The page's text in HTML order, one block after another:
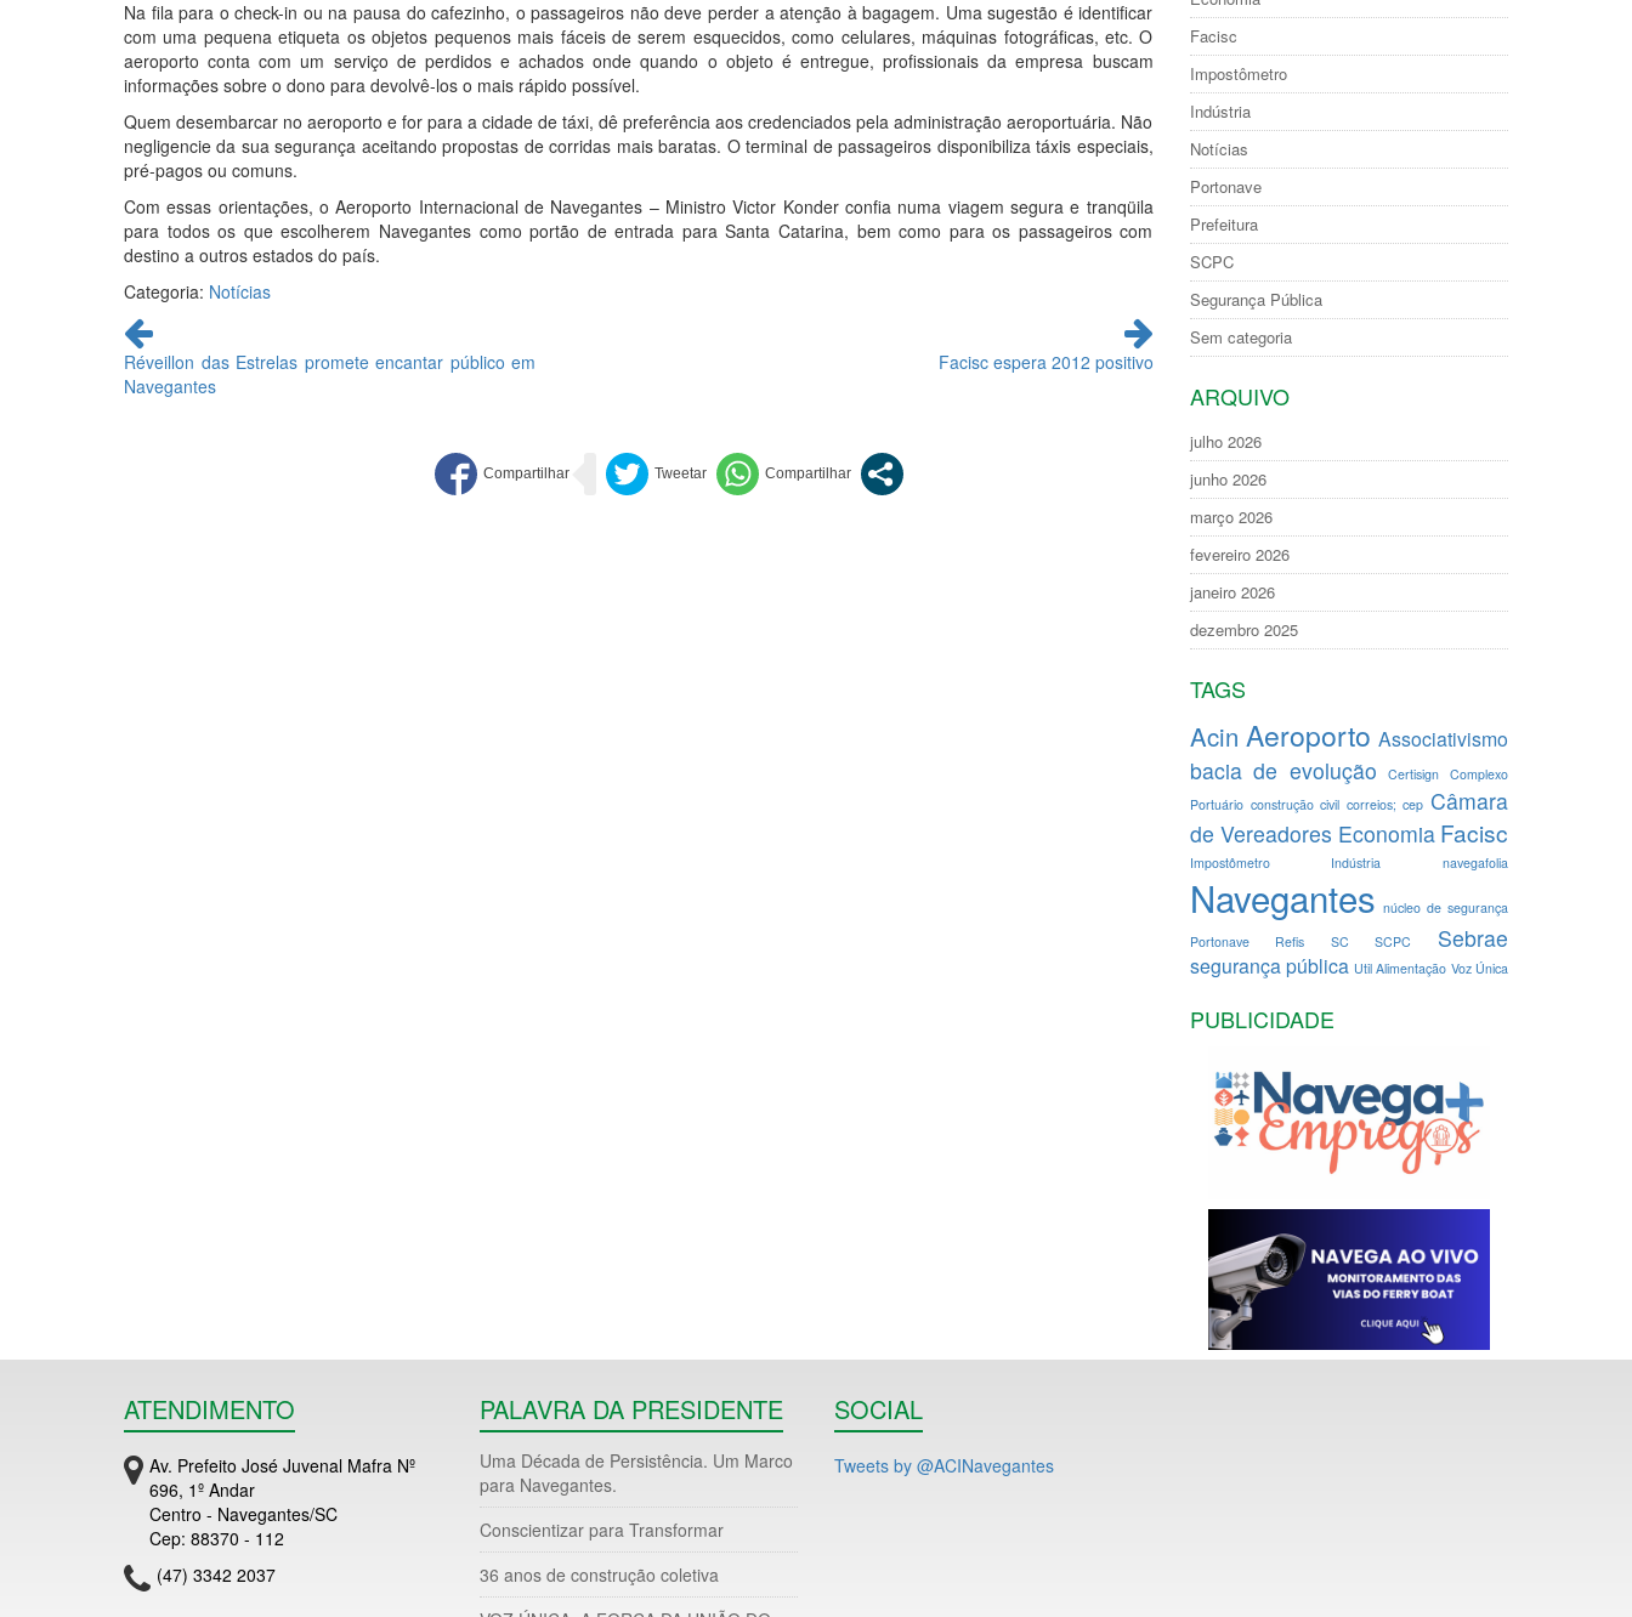
Na fila para o check-in ou na pausa do cafezinho, o passageiros não deve perder a atenção à bagagem. Uma sugestão é identificar
com uma pequena etiqueta os objetos pequenos mais fáceis de serem esquecidos, como celulares, máquinas fotográficas, etc. O
aeroporto conta com um serviço de perdidos e achados onde quando o objeto é entregue, profissionais da empresa buscam
informações sobre o dono para devolvê-los o mais rápido possível.
Quem desembarcar no aeroporto e for para a cidade de táxi, dê preferência aos credenciados pela administração aeroportuária. Não
negligencie da sua segurança aceitando propostas de corridas mais baratas. O terminal de passageiros disponibiliza táxis especiais,
pré-pagos ou comuns.
Com essas orientações, o Aeroporto Internacional de Navegantes – Ministro Victor Konder confia numa viagem segura e tranqüila
para todos os que escolherem Navegantes como portão de entrada para Santa Catarina, bem como para os passageiros com
destino a outros estados do país.
Categoria: Notícias
Continue
lendo
Réveillon das Estrelas promete encantar público em
Navegantes
Facisc espera 2012 positivo
Facisc
Impostômetro
Indústria
Notícias
Portonave
Prefeitura
SCPC
Segurança Pública
Sem categoria
ARQUIVO
julho 2026
junho 2026
março 2026
fevereiro 2026
janeiro 2026
dezembro 2025
TAGS
Acin Aeroporto Associativismo
bacia de evolução Certisign Complexo
Portuário construção civil correios; cep Câmara
de Vereadores Economia Facisc
Impostômetro Indústria navegafolia
Navegantes núcleo de segurança
Portonave
Refis SC SCPC Sebrae
segurança pública Util Alimentação Voz Única
PUBLICIDADE
ATENDIMENTO
Av. Prefeito José Juvenal Mafra Nº
696, 1º Andar
Centro - Navegantes/SC
Cep: 88370 - 112
(47) 3342 2037
PALAVRA DA PRESIDENTE
Uma Década de Persistência. Um Marco
para Navegantes.
Conscientizar para Transformar
36 anos de construção coletiva
SOCIAL
Tweets by @ACINavegantes